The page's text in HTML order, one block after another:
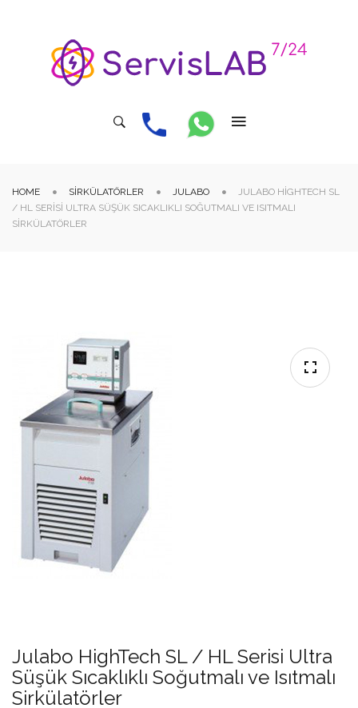
HOME SIRKÜLATÖRLER JULABO
JULABO HIGHTECH SL
/ HL SERISI ULTRA SÜŞÜK SICAKLIKLI SOĞUTMALI VE ISITMALI
SIRKÜLATÖRLER
Julabo HighTech SL / HL Serisi Ultra
Süşük Sıcaklıklı Soğutmalı ve Isıtmalı
Sirkülatörler